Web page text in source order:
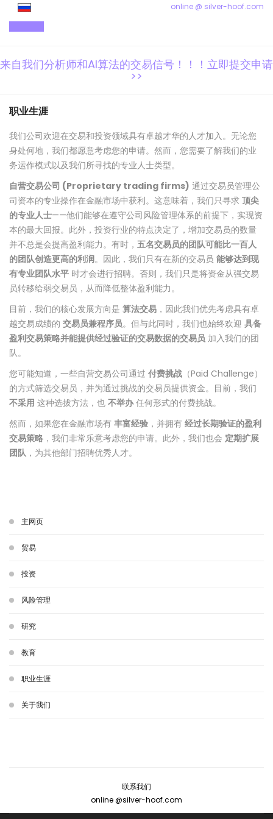
online @ silver-hoof.com
来自我们分析师和AI算法的交易信号！！！立即提交申请
>>
职业生涯
我们公司欢迎在交易和投资领域具有卓越才华的人才加入。无论您
身处何地，我们都愿意考虑您的申请。然而，您需要了解我们的业
务运作模式以及我们所寻找的专业人士类型。
自营交易公司 (Proprietary trading firms) 通过交易员管理公
司资本的专业操作在金融市场中获利。这意味着，我们只寻求 顶尖
的专业人士——他们能够在遵守公司风险管理体系的前提下，实现资
本的最大回报。此外，投资行业的特点决定了，增加交易员的数量
并不总是会提高盈利能力。有时， 五名交易员的团队可能比一百人
的团队创造更高的利润。因此，我们只有在新的交易员 能够达到现
有专业团队水平 时才会进行招聘。否则，我们只是将资金从强交易
员转移给弱交易员，从而降低整体盈利能力。
目前，我们的核心发展方向是 算法交易 ，因此我们优先考虑具有卓
越交易成绩的 交易员兼程序员。但与此同时，我们也始终欢迎 具备
盈利交易策略并能提供经过验证的交易数据的交易员 加入我们的团
队。
您可能知道，一些自营交易公司通过 付费挑战 （Paid Challenge）
的方式筛选交易员，并为通过挑战的交易员提供资金。目前，我们
不采用 这种选拔方法，也 不举办 任何形式的付费挑战。
然而，如果您在金融市场有 丰富经验 ，并拥有 经过长期验证的盈利
交易策略 ，我们非常乐意考虑您的申请。此外，我们也会 定期扩展
团队 ，为其他部门招聘优秀人才。
主网页
贸易
投资
风险管理
研究
教育
职业生涯
关于我们
联系我们
online @silver-hoof.com